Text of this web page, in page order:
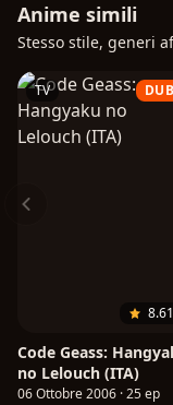
Anime simili
Stesso stile, generi
TV DUB
8.61
Code Geass:
no Lelouch (ITA)
06 Ottobre 2006 · 25 ep